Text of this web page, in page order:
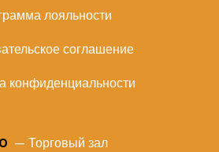
лояльности
соглашение
конфиденциальности
— Торговый зал